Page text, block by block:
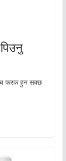
फरक हुन सक्छ